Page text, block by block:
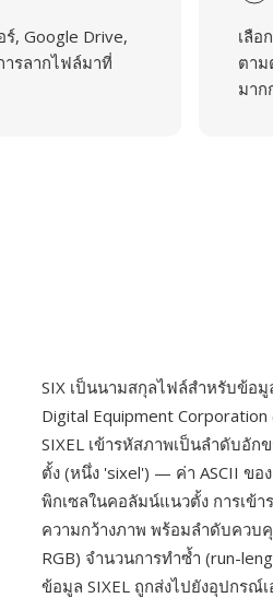
, Google Drive,
ารลากไฟล์มาที่
เลื
ตาม
มาก
SIX เป็นนามสกุลไฟล์สำหรับข้อ
Digital Equipment
SIXEL เข้ารหัสภาพเป็นลำดับอั
ตั้ง (หนึ่ง 'sixel') — ค่า ASCII ข
พิกเซลในคอลัมน์แนวตั้ง การเข้
ความกว้างภาพ พร้อมลำดับควบ
RGB) จำนวนการทำซ้ำ (run-
ข้อมูล SIXEL ถูกส่งไปยังอุปกรณ์